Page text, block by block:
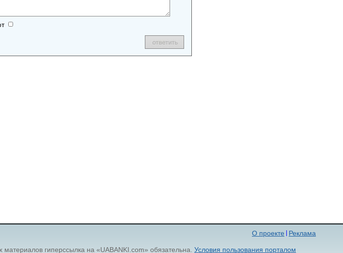
Реклама
О проекте
гиперссылка на «UABANKI.com» обязательна. Условия пользования порталом